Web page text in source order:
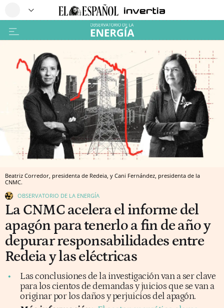
Beatriz Corredor, presidenta de Redeia, y Cani Fernández, presidenta de la
CNMC.
OBSERVATORIO DE LA ENERGÍA
La CNMC acelera el informe del
apagón para tenerlo a fin de año y
depurar responsabilidades entre
Redeia y las eléctricas
Las conclusiones de la investigación van a ser clave
para los cientos de demandas y juicios que se van a
originar por los daños y perjuicios del apagón.